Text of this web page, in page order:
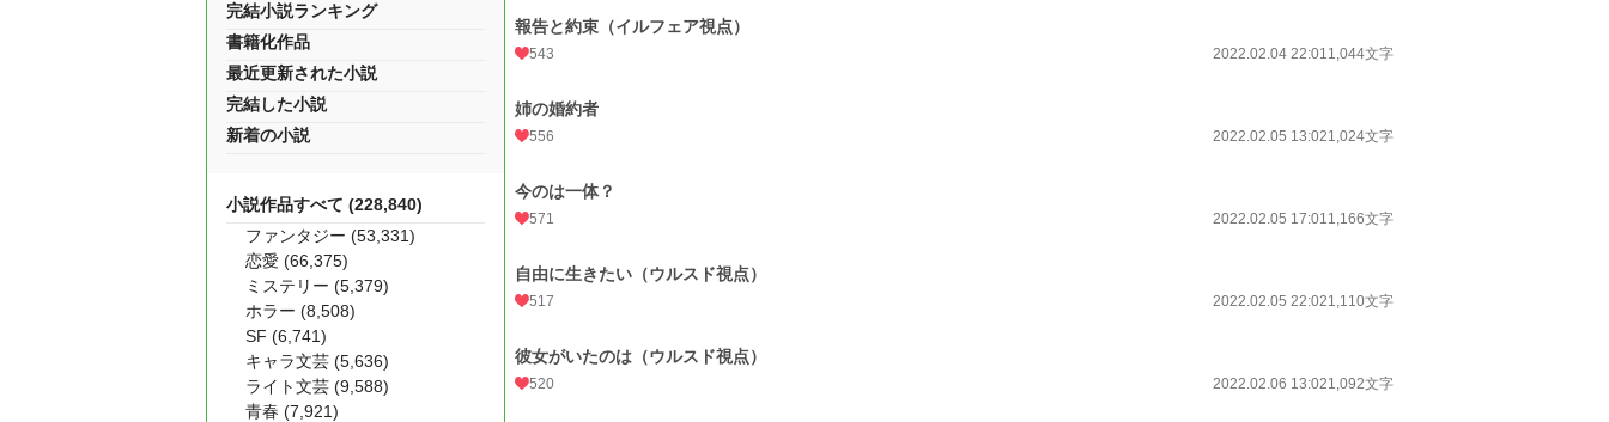
報告と約束（イルフェア視点）
543 2022.02.04 22:011,044文字
姉の婚約者
556 2022.02.05 13:021,024文字
今のは一体？
571 2022.02.05 17:011,166文字
自由に生きたい（ウルスド視点）
517 2022.02.05 22:021,110文字
彼女がいたのは（ウルスド視点）
520 2022.02.06 13:021,092文字
完結小説ランキング
書籍化作品
最近更新された小説
完結した小説
新着の小説
小説作品すべて (228,840)
ファンタジー (53,331)
恋愛 (66,375)
ミステリー (5,379)
ホラー (8,508)
SF (6,741)
キャラ文芸 (5,636)
ライト文芸 (9,588)
青春 (7,921)